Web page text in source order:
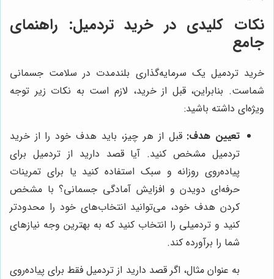
نکات کلیدی در خرید تردمیل: راهنمای
جامع
خرید تردمیل یک سرمایه‌گذاری بلندمدت در سلامت جسمانی
شماست. بنابراین، قبل از خرید، لازم است به نکات زیر توجه
ویژه‌ای داشته باشید:
تعیین هدف: قبل از هر چیز، باید هدف خود را از خرید
تردمیل مشخص کنید. آیا قصد دارید از تردمیل برای
پیاده‌روی روزانه و سبک استفاده کنید یا برای تمرینات
حرفه‌ای دویدن و افزایش آمادگی جسمانی؟ با مشخص
کردن هدف خود، می‌توانید انتخاب‌های خود را محدودتر
کنید و تردمیلی را انتخاب کنید که به بهترین وجه نیازهای
شما را برآورده کند.
به عنوان مثال، اگر قصد دارید از تردمیل فقط برای پیاده‌روی